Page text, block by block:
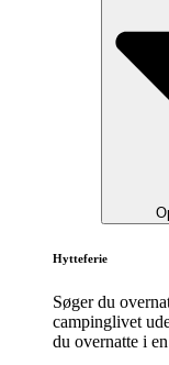
Hytteferie
Søger du
campinglivet
du overnatte i